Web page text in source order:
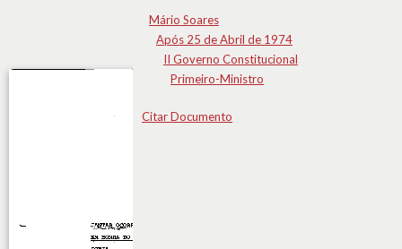
Mário Soares
Após 25 de Abril de 1974
II Governo Constitucional
Primeiro-Ministro
Citar Documento